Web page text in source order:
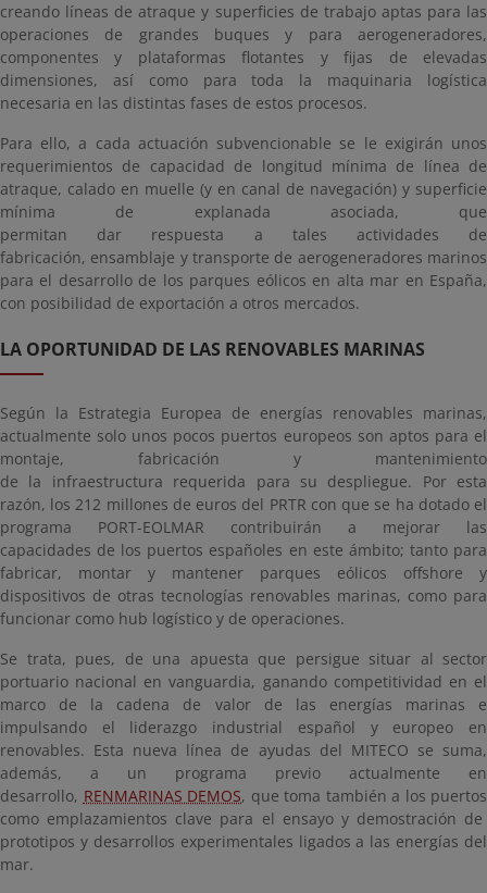
creando líneas de atraque y superficies de trabajo aptas para las
operaciones de grandes buques y para aerogeneradores,
componentes y plataformas flotantes y fijas de elevadas
dimensiones, así como para toda la maquinaria logística
necesaria en las distintas fases de estos procesos.
Para ello, a cada actuación subvencionable se le exigirán unos
requerimientos de capacidad de longitud mínima de línea de
atraque, calado en muelle (y en canal de navegación) y superficie
mínima de explanada asociada, que
permitan dar respuesta a tales actividades de
fabricación, ensamblaje y transporte de aerogeneradores marinos
para el desarrollo de los parques eólicos en alta mar en España,
con posibilidad de exportación a otros mercados.
LA OPORTUNIDAD DE LAS RENOVABLES MARINAS
Según la Estrategia Europea de energías renovables marinas,
actualmente solo unos pocos puertos europeos son aptos para el
montaje, fabricación y mantenimiento
de la infraestructura requerida para su despliegue. Por esta
razón, los 212 millones de euros del PRTR con que se ha dotado el
programa PORT-EOLMAR contribuirán a mejorar las
capacidades de los puertos españoles en este ámbito; tanto para
fabricar, montar y mantener parques eólicos offshore y
dispositivos de otras tecnologías renovables marinas, como para
funcionar como hub logístico y de operaciones.
Se trata, pues, de una apuesta que persigue situar al sector
portuario nacional en vanguardia, ganando competitividad en el
marco de la cadena de valor de las energías marinas e
impulsando el liderazgo industrial español y europeo en
renovables. Esta nueva línea de ayudas del MITECO se suma,
además, a un programa previo actualmente en
desarrollo, RENMARINAS DEMOS, que toma también a los puertos
como emplazamientos clave para el ensayo y demostración de
prototipos y desarrollos experimentales ligados a las energías del
mar.